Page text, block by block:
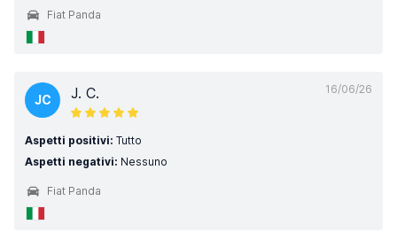
Fiat Panda
16/06/26
JC J. C.
Aspetti positivi: Tutto
Aspetti negativi: Nessuno
Fiat Panda